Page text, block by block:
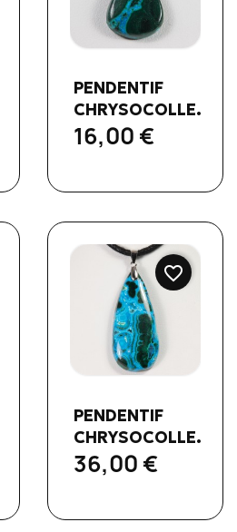
PENDENTIF
CHRYSOCOLLE...
16,00 €
PENDENTIF
CHRYSOCOLLE...
36,00 €
favorite_border